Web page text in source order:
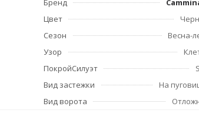
Бренд
Цвет
Сезон
Весна-
Узор
ПокройСилуэт
Вид застежки
На
Вид ворота